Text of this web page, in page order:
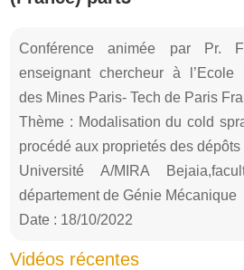
Conférence animée par Pr.
enseignant chercheur à l’Ecole
des Mines Paris- Tech de Paris
Thème : Modalisation du cold
procédé aux proprietés des dépôts
Université A/MIRA
département de Génie Mécanique
Date : 18/10/2022
Vidéos récentes